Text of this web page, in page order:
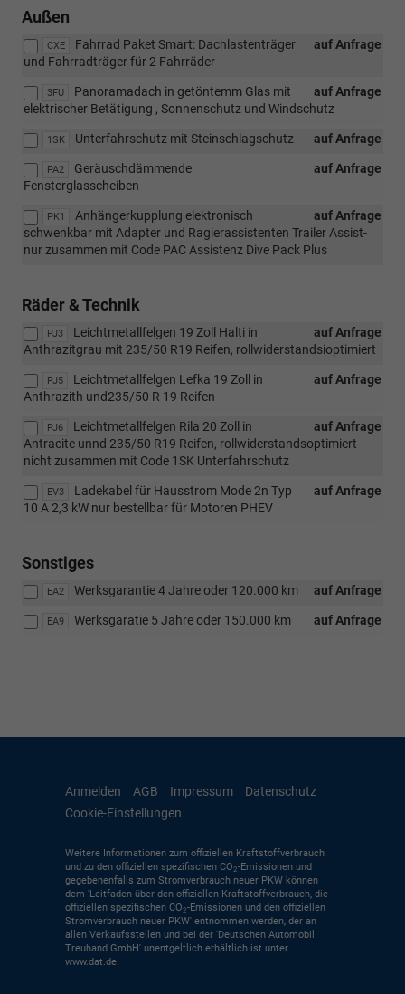
Außen
CXE auf Anfrage
Fahrrad Paket Smart: Dachlastenträger
und Fahrradträger für 2 Fahrräder
3FU auf Anfrage
Panoramadach in getöntemm Glas mit
elektrischer Betätigung , Sonnenschutz und Windschutz
1SK auf Anfrage
Unterfahrschutz mit Steinschlagschutz
PA2 auf Anfrage
Geräuschdämmende
Fensterglasscheiben
PK1 auf Anfrage
Anhängerkupplung elektronisch
schwenkbar mit Adapter und Ragierassistenten Trailer Assist-
nur zusammen mit Code PAC Assistenz Dive Pack Plus
Räder & Technik
PJ3 auf Anfrage
Leichtmetallfelgen 19 Zoll Halti in
Anthrazitgrau mit 235/50 R19 Reifen, rollwiderstandsioptimiert
PJ5 auf Anfrage
Leichtmetallfelgen Lefka 19 Zoll in
Anthrazith und235/50 R 19 Reifen
PJ6 auf Anfrage
Leichtmetallfelgen Rila 20 Zoll in
Antracite unnd 235/50 R19 Reifen, rollwiderstandsoptimiert-
nicht zusammen mit Code 1SK Unterfahrschutz
EV3 auf Anfrage
Ladekabel für Hausstrom Mode 2n Typ
10 A 2,3 kW nur bestellbar für Motoren PHEV
Sonstiges
EA2 auf Anfrage
Werksgarantie 4 Jahre oder 120.000 km
EA9 auf Anfrage
Werksgaratie 5 Jahre oder 150.000 km
Anmelden AGB Impressum
Datenschutz
Cookie-Einstellungen
Weitere Informationen zum offiziellen Kraftstoffverbrauch
und zu den offiziellen spezifischen CO2-Emissionen und
gegebenenfalls zum Stromverbrauch neuer PKW können
dem 'Leitfaden über den offiziellen Kraftstoffverbrauch, die
offiziellen spezifischen CO2-Emissionen und den offiziellen
Stromverbrauch neuer PKW' entnommen werden, der an
allen Verkaufsstellen und bei der 'Deutschen Automobil
Treuhand GmbH' unentgeltlich erhältlich ist unter
www.dat.de.